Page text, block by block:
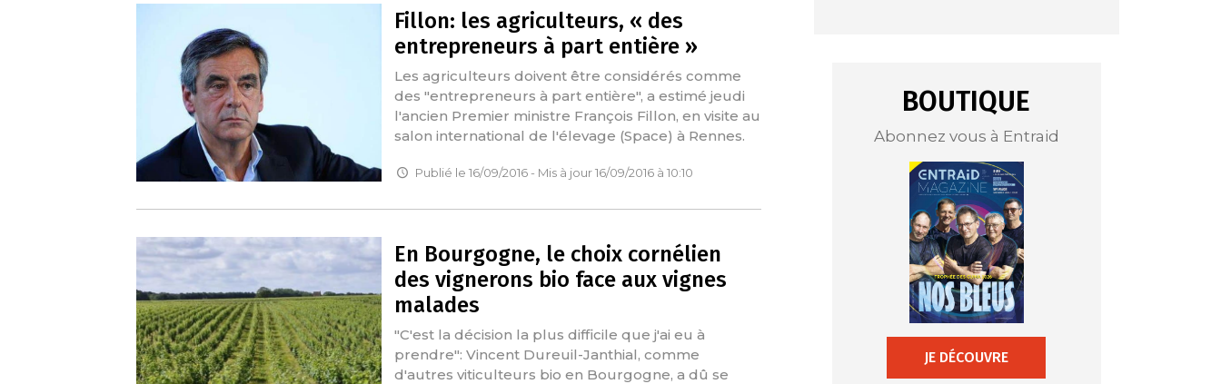
Fillon: les agriculteurs, « des
entrepreneurs à part entière »
Les agriculteurs doivent être considérés comme
des "entrepreneurs à part entière", a estimé jeudi
l'ancien Premier ministre François Fillon, en visite au
salon international de l'élevage (Space) à Rennes.
Publié le 16/09/2016 - Mis à jour 16/09/2016 à 10:10
En Bourgogne, le choix cornélien
des vignerons bio face aux vignes
malades
"C'est la décision la plus difficile que j'ai eu à
prendre": Vincent Dureuil-Janthial, comme
d'autres viticulteurs bio en Bourgogne, a dû se
BOUTIQUE
Abonnez vous à Entraid
JE DÉCOUVRE